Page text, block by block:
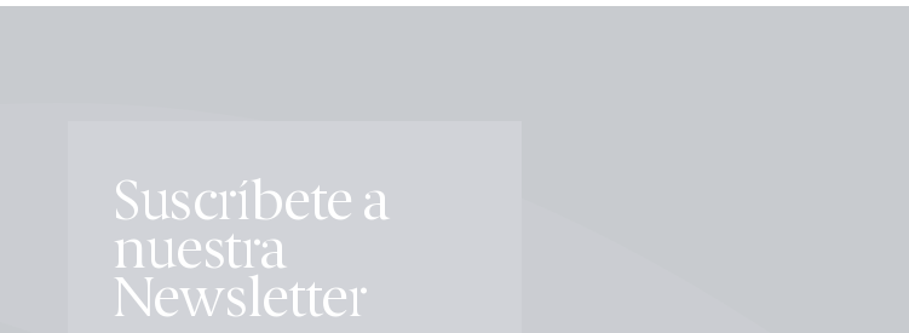
Suscríbete a
nuestra
Newsletter